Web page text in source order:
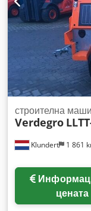
Klundert 1 861
строителна
Verdegro
Информация за
цената